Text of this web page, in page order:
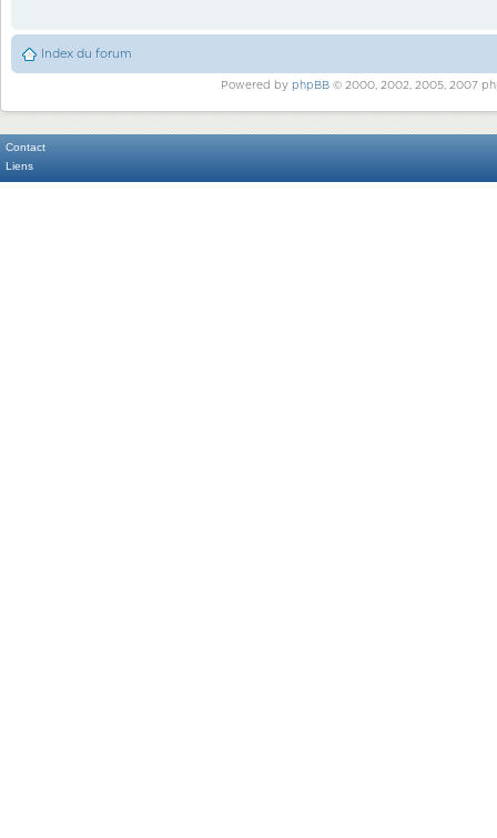
Index du forum
Powered by phpBB© 2000, 2002, 2005, 2007
Contact
Liens